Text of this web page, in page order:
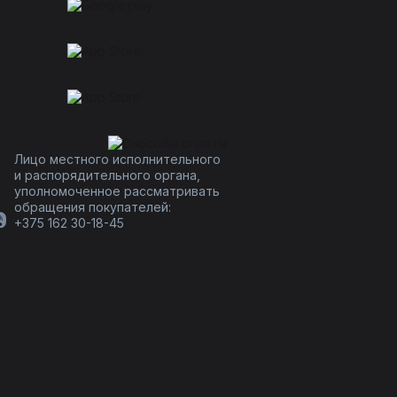
Лицо местного исполнительного
и распорядительного органа,
уполномоченное рассматривать
обращения покупателей:
+375 162 30-18-45